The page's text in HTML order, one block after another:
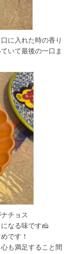
に入れた時の香り
いて最後の一口ま
チョス
なる味です🧀
です！
も満足すること間